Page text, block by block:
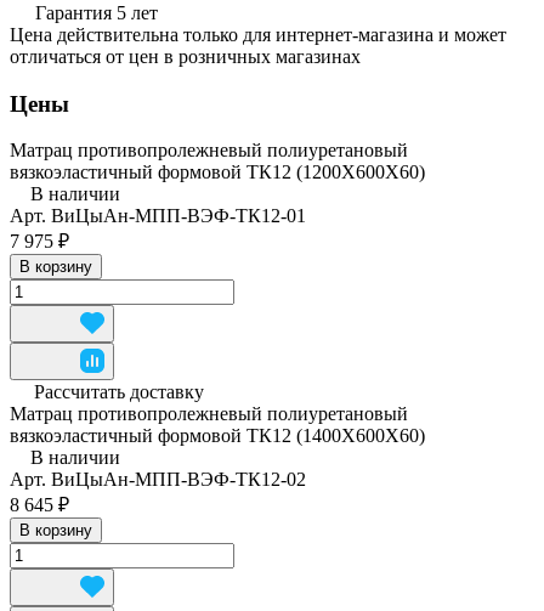
Гарантия 5 лет
Цена действительна только для интернет-магазина и может
отличаться от цен в розничных магазинах
Цены
Матрац противопролежневый полиуретановый
вязкоэластичный формовой ТК12 (1200Х600Х60)
В наличии
Арт. ВиЦыАн-МПП-ВЭФ-ТК12-01
7 975 ₽
В корзину
Рассчитать доставку
Матрац противопролежневый полиуретановый
вязкоэластичный формовой ТК12 (1400Х600Х60)
В наличии
Арт. ВиЦыАн-МПП-ВЭФ-ТК12-02
8 645 ₽
В корзину